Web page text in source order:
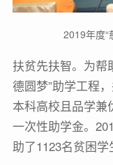
2019年度“
扶贫先扶智。为帮
德圆梦”助学工程
本科高校且品学兼
一次性助学金。
助了1123名贫困学